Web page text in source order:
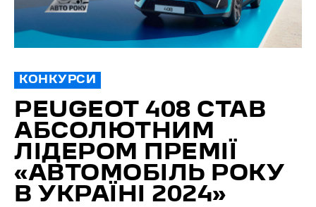
КОНКУРСИ
PEUGEOT 408 СТАВ
АБСОЛЮТНИМ
ЛІДЕРОМ ПРЕМІЇ
«АВТОМОБІЛЬ РОКУ
В УКРАЇНІ 2024»